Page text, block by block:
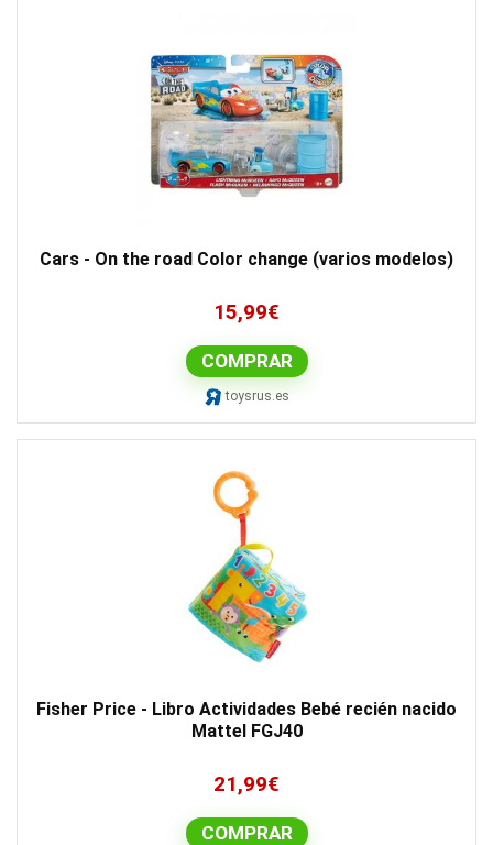
Cars - On the road Color change (varios modelos)
15,99€
COMPRAR
toysrus.es
Fisher Price - Libro Actividades Bebé recién nacido
Mattel FGJ40
21,99€
COMPRAR